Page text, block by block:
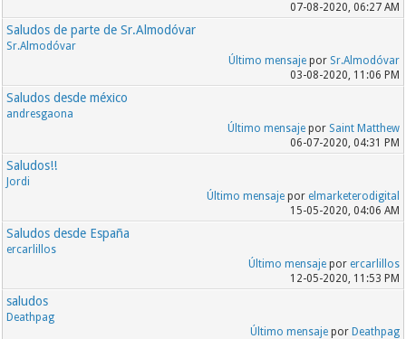
07-08-2020, 06:27 AM
Saludos de parte de Sr.Almodóvar
Sr.Almodóvar
Último mensajepor Sr.Almodóvar
03-08-2020, 11:06 PM
Saludos desde méxico
andresgaona
Último mensajepor Saint Matthew
06-07-2020, 04:31 PM
Saludos!!
Jordi
Último mensajepor elmarketerodigital
15-05-2020, 04:06 AM
Saludos desde España
ercarlillos
Último mensajepor ercarlillos
12-05-2020, 11:53 PM
saludos
Deathpag
Último mensajepor Deathpag